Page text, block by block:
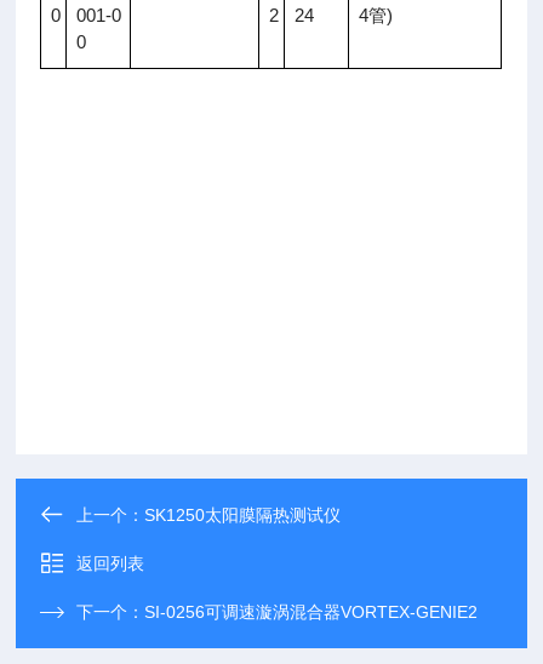
0
001-0
0
2
24
4管)
上一个：SK1250太阳膜隔热测试仪
返回列表
下一个：SI-0256可调速漩涡混合器VORTEX-GENIE2